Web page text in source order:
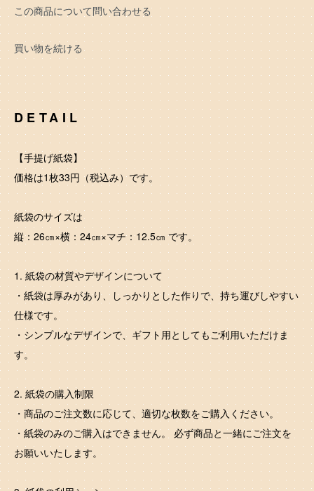
この商品について問い合わせる
買い物を続ける
DETAIL
【手提げ紙袋】
価格は1枚33円（税込み）です。
紙袋のサイズは
縦：26㎝×横：24㎝×マチ：12.5㎝ です。
1. 紙袋の材質やデザインについて
・紙袋は厚みがあり、しっかりとした作りで、持ち運びしやすい
仕様です。
・シンプルなデザインで、ギフト用としてもご利用いただけま
す。
2. 紙袋の購入制限
・商品のご注文数に応じて、適切な枚数をご購入ください。
・紙袋のみのご購入はできません。 必ず商品と一緒にご注文を
お願いいたします。